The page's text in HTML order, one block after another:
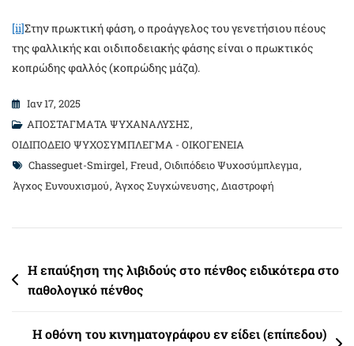
[ii]Στην πρωκτική φάση, ο προάγγελος του γενετήσιου πέους
της φαλλικής και οιδιποδειακής φάσης είναι ο πρωκτικός
κοπρώδης φαλλός (κοπρώδης μάζα).
Ιαν 17, 2025
ΑΠΟΣΤΑΓΜΑΤΑ ΨΥΧΑΝΑΛΥΣΗΣ,
ΟΙΔΙΠΟΔΕΙΟ ΨΥΧΟΣΥΜΠΛΕΓΜΑ - ΟΙΚΟΓΕΝΕΙΑ
Tags
Chasseguet-Smirgel, Freud, Oιδιπόδειο Ψυχοσύμπλεγμα,
Άγχος Ευνουχισμού, Άγχος Συγχώνευσης, Διαστροφή
Πλοήγηση
άρθρων
Η επαύξηση της λιβιδούς στο πένθος ειδικότερα στο
παθολογικό πένθος
Η οθόνη του κινηματογράφου εν είδει (επίπεδου)